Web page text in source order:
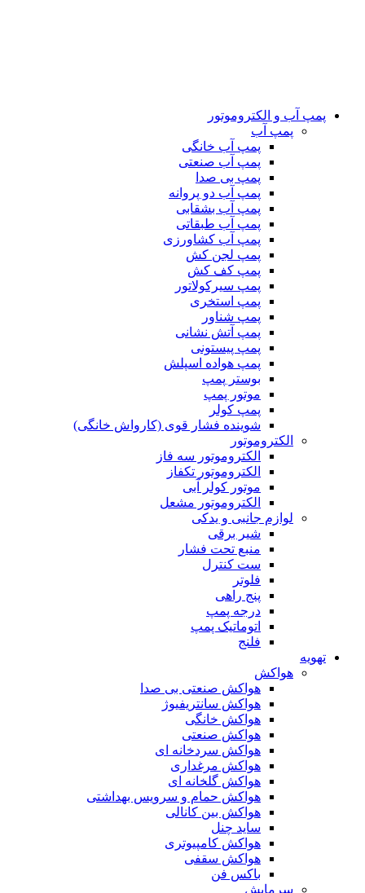
پمپ آب و الکتروموتور
پمپ آب
پمپ آب خانگی
پمپ آب صنعتی
پمپ بی صدا
پمپ آب دو پروانه
پمپ آب بشقابی
پمپ آب طبقاتی
پمپ آب کشاورزی
پمپ لجن کش
پمپ کف کش
پمپ سیرکولاتور
پمپ استخری
پمپ شناور
پمپ آتش نشانی
پمپ پیستونی
پمپ هواده اسپلش
بوستر پمپ
موتور پمپ
پمپ کولر
شوینده فشار قوی (کارواش خانگی)
الکتروموتور
الکتروموتور سه فاز
الکتروموتور تکفاز
موتور کولر آبی
الکتروموتور مشعل
لوازم جانبی و یدکی
شیر برقی
منبع تحت فشار
ست کنترل
فلوتر
پنج راهی
درجه پمپ
اتوماتیک پمپ
فلنج
تهویه
هواکش
هواکش صنعتی بی صدا
هواکش سانتریفیوژ
هواکش خانگی
هواکش صنعتی
هواکش سردخانه ای
هواکش مرغداری
هواکش گلخانه ای
هواکش حمام و سرویس بهداشتی
هواکش بین کانالی
ساید چنل
هواکش کامپیوتری
هواکش سقفی
باکس فن
سرمایش